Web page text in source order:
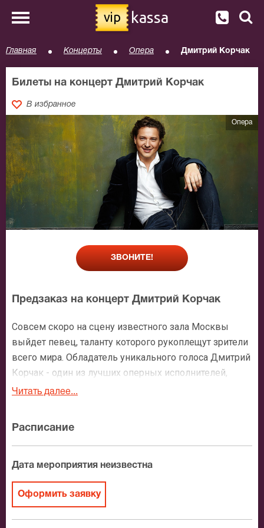
vip kassa
Главная Концерты Опера Дмитрий Корчак
Билеты на концерт Дмитрий Корчак
В избранное
Опера
ЗВОНИТЕ!
Предзаказ на концерт Дмитрий Корчак
Совсем скоро на сцену известного зала Москвы
выйдет певец, таланту которого рукоплещут зрители
всего мира. Обладатель уникального голоса Дмитрий
Корчак - один из лучших оперных исполнителей,
имеющий огромный творческий багаж и
которое берется. Все премьеры с его участием
становятся громкими и обсуждаемыми. Талант
Корчака уже отметили такие мэтры музыкального
искусства как Зубин Мета, Владимир Федосеев,
Кшиштоф Пендерецкий, Даниэль Баренбойм,
Пласидо Доминго, Юрий Темирканов, Кент Нагано,
Читать далее...
Расписание
Дата мероприятия неизвестна
Оформить заявку